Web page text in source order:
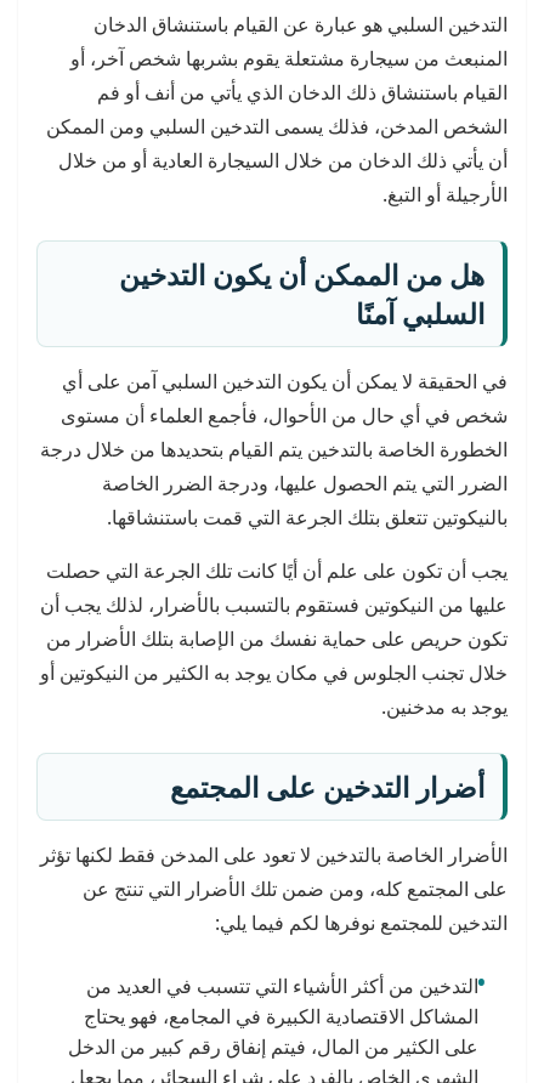
التدخين السلبي هو عبارة عن القيام باستنشاق الدخان
المنبعث من سيجارة مشتعلة يقوم بشربها شخص آخر، أو
القيام باستنشاق ذلك الدخان الذي يأتي من أنف أو فم
الشخص المدخن، فذلك يسمى التدخين السلبي ومن الممكن
أن يأتي ذلك الدخان من خلال السيجارة العادية أو من خلال
الأرجيلة أو التبغ.
هل من الممكن أن يكون التدخين
السلبي آمنًا
في الحقيقة لا يمكن أن يكون التدخين السلبي آمن على أي
شخص في أي حال من الأحوال، فأجمع العلماء أن مستوى
الخطورة الخاصة بالتدخين يتم القيام بتحديدها من خلال درجة
الضرر التي يتم الحصول عليها، ودرجة الضرر الخاصة
بالنيكوتين تتعلق بتلك الجرعة التي قمت باستنشاقها.
يجب أن تكون على علم أن أيًا كانت تلك الجرعة التي حصلت
عليها من النيكوتين فستقوم بالتسبب بالأضرار، لذلك يجب أن
تكون حريص على حماية نفسك من الإصابة بتلك الأضرار من
خلال تجنب الجلوس في مكان يوجد به الكثير من النيكوتين أو
يوجد به مدخنين.
أضرار التدخين على المجتمع
الأضرار الخاصة بالتدخين لا تعود على المدخن فقط لكنها تؤثر
على المجتمع كله، ومن ضمن تلك الأضرار التي تنتج عن
التدخين للمجتمع نوفرها لكم فيما يلي:
التدخين من أكثر الأشياء التي تتسبب في العديد من
المشاكل الاقتصادية الكبيرة في المجامع، فهو يحتاج
على الكثير من المال، فيتم إنفاق رقم كبير من الدخل
الشهري الخاص بالفرد على شراء السجائر، مما يجعل